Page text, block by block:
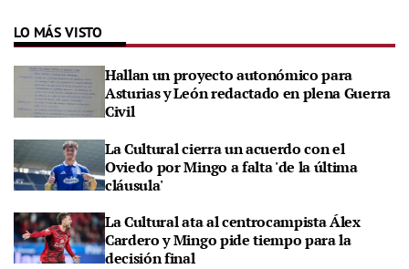
LO MÁS VISTO
Hallan un proyecto autonómico para
Asturias y León redactado en plena Guerra
Civil
La Cultural cierra un acuerdo con el
Oviedo por Mingo a falta 'de la última
cláusula'
La Cultural ata al centrocampista Álex
Cardero y Mingo pide tiempo para la
decisión final